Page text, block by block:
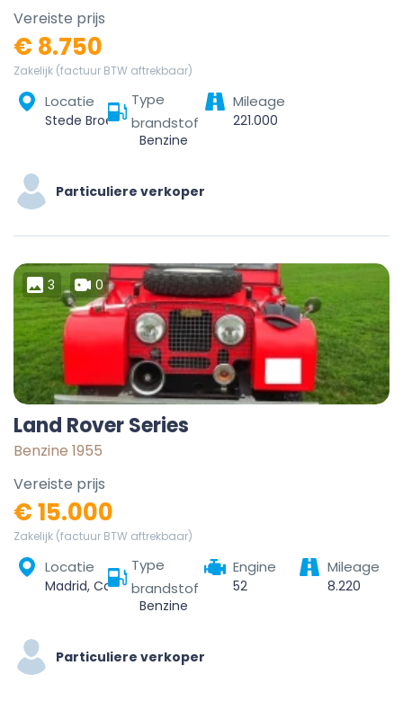
Vereiste prijs
€ 8.750
Zakelijk (factuur BTW aftrekbaar)
Locatie
Stede Broec, Noord-Holland, Nederland
Type
brandstof
Benzine
Mileage
221.000
Particuliere verkoper
3 0
Land Rover Series
Benzine 1955
Vereiste prijs
€ 15.000
Zakelijk (factuur BTW aftrekbaar)
Locatie
Madrid, Community of Madrid, Spain
Type
brandstof
Benzine
Engine
52
Mileage
8.220
Particuliere verkoper